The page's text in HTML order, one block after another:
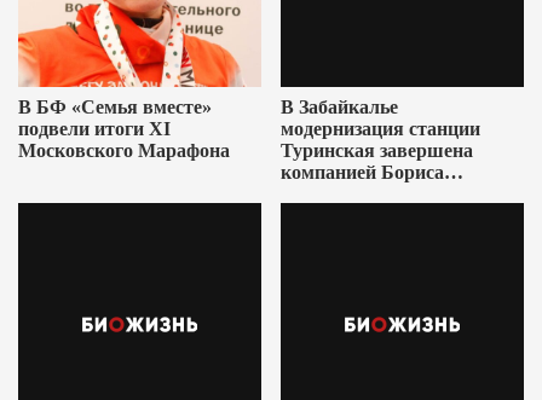
В БФ «Семья вместе»
подвели итоги XI
Московского Марафона
В Забайкалье
модернизация станции
Туринская завершена
компанией Бориса